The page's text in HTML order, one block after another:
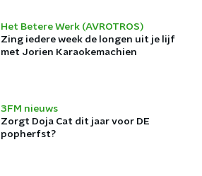
Het Betere Werk (AVROTROS)
Zing iedere week de longen uit je lijf
met Jorien Karaokemachien
3FM nieuws
Zorgt Doja Cat dit jaar voor DE
popherfst?